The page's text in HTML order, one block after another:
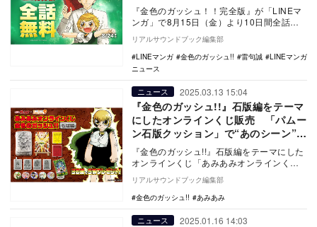
『金色のガッシュ！！完全版』が「LINEマ
ンガ」で8月15日（金）より10日間全話無
料キャンペーンを開催する。 『金色のガ
ッ…
リアルサウンドブック編集部
LINEマンガ
金色のガッシュ!! 雷句誠
LINEマンガ
ニュース
ニュース 2025.03.13 15:04
『金色のガッシュ!!』石版編をテーマ
にしたオンラインくじ販売 「パムー
ン石版クッション」で“あのシーン”を
再現？
『金色のガッシュ!!』石版編をテーマにした
オンラインくじ「あみあみオンラインくじ
リアルサウンドブック編集部
金色のガッシュ!!
あみあみ
ニュース 2025.01.16 14:03